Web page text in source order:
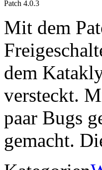
Patch 4.0.3
Mit dem
dem
versteckt.
paar Bugs
gemacht.